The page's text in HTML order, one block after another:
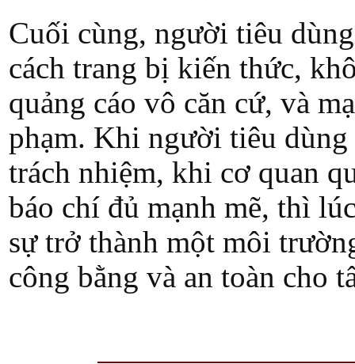
Cuối cùng, người tiêu
cách trang bị kiến thức,
quảng cáo vô căn cứ, và
phạm. Khi người tiêu
trách nhiệm, khi cơ quan
báo chí đủ mạnh mẽ, thì
sự trở thành một môi
công bằng và an toàn cho